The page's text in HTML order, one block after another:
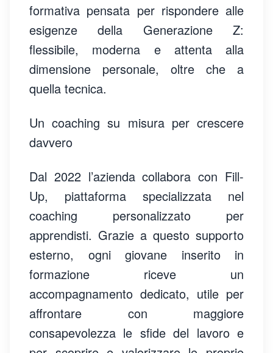
formativa pensata per rispondere alle
esigenze della Generazione Z:
flessibile, moderna e attenta alla
dimensione personale, oltre che a
quella tecnica.
Un coaching su misura per crescere
davvero
Dal 2022 l’azienda collabora con Fill-
Up, piattaforma specializzata nel
coaching personalizzato per
apprendisti. Grazie a questo supporto
esterno, ogni giovane inserito in
formazione riceve un
accompagnamento dedicato, utile per
affrontare con maggiore
consapevolezza le sfide del lavoro e